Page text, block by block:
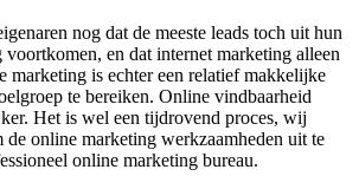
nog dat de meeste leads toch uit hun
en dat internet marketing alleen
marketing is echter een relatief makkelijke
te bereiken. Online vindbaarheid
Het is wel een tijdrovend proces, wij
de online marketing werkzaamheden uit te
online marketing bureau.